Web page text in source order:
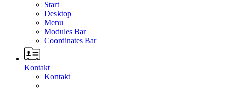
Start
Desktop
Menu
Modules Bar
Coordinates Bar
Kontakt
Kontakt